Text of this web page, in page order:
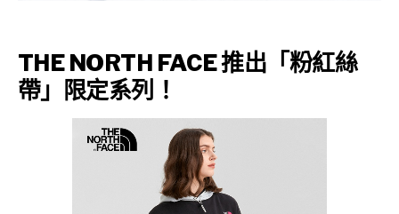
THE NORTH FACE 推出「粉紅絲
帶」限定系列！